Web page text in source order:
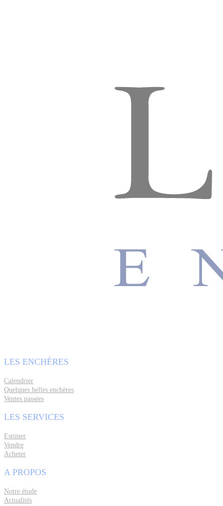
LES ENCHÈRES
Calendrier
Quelques belles enchères
Ventes passées
LES SERVICES
Estimer
Vendre
Acheter
A PROPOS
Notre étude
Actualités